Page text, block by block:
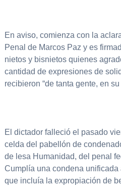
En aviso, comienza con la
Penal de Marcos Paz y es
nietos y bisnietos quienes
cantidad de expresiones de
recibieron “de tanta gente, en
El dictador falleció el pasado
celda del pabellón de
de lesa Humanidad, del penal
Cumplía una condena
que incluía la expropiación de